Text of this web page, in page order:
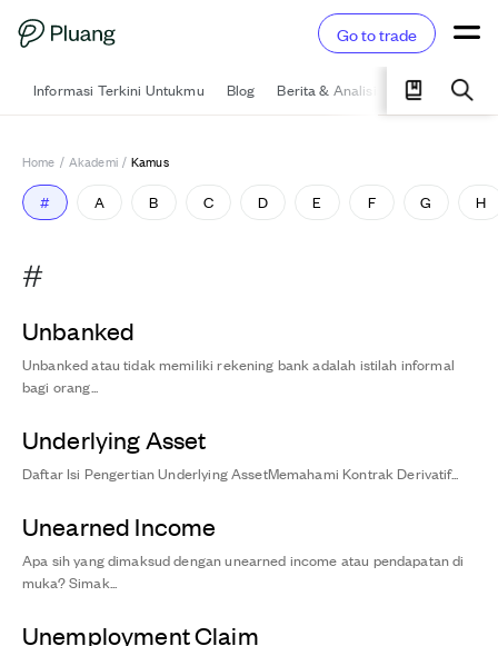
Go to trade
Informasi Terkini Untukmu Blog Berita & Analisis Pelajari
Home / Akademi / Kamus
# A B C D E F G H
#
Unbanked
Unbanked atau tidak memiliki rekening bank adalah istilah informal
bagi orang...
Underlying Asset
Daftar Isi Pengertian Underlying AssetMemahami Kontrak Derivatif...
Unearned Income
Apa sih yang dimaksud dengan unearned income atau pendapatan di
muka? Simak...
Unemployment Claim